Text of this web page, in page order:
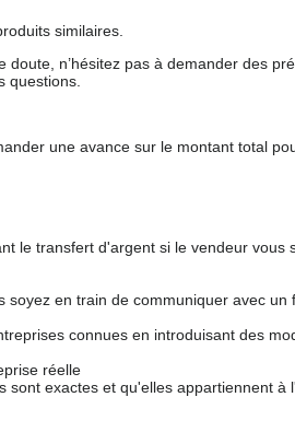
similaires.
n’hésitez pas à demander des
questions.
une avance sur le montant total
le transfert d'argent si le vendeur vous
en train de communiquer avec un
connues en introduisant des
réelle
exactes et qu'elles appartiennent à